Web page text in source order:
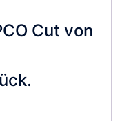
Cut von